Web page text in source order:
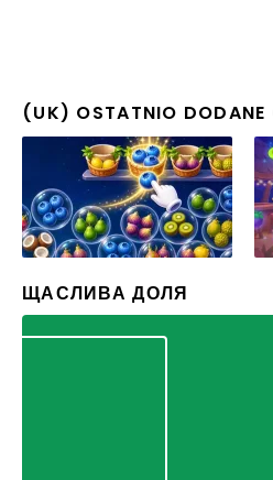
(UK) OSTATNIO DODANE
ЩАСЛИВА ДОЛЯ